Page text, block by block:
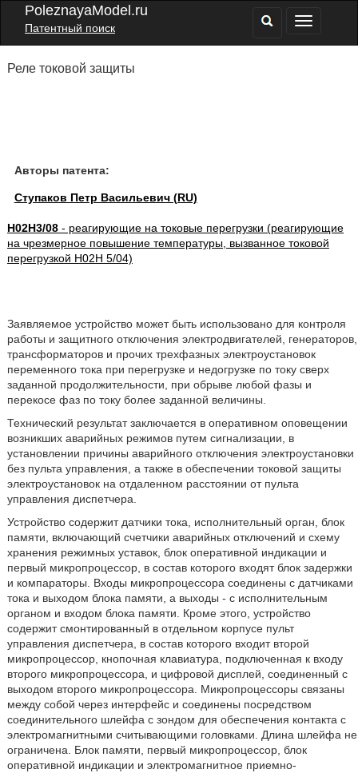
PoleznayaModel.ru
Патентный поиск
Реле токовой защиты
Авторы патента:
Ступаков Петр Васильевич (RU)
H02H3/08- реагирующие на токовые перегрузки (реагирующие
на чрезмерное повышение температуры, вызванное токовой
перегрузкой H02H 5/04)
Заявляемое устройство может быть использовано для контроля
работы и защитного отключения электродвигателей, генераторов,
трансформаторов и прочих трехфазных электроустановок
переменного тока при перегрузке и недогрузке по току сверх
заданной продолжительности, при обрыве любой фазы и
перекосе фаз по току более заданной величины.
Технический результат заключается в оперативном оповещении
возникших аварийных режимов путем сигнализации, в
установлении причины аварийного отключения электроустановки
без пульта управления, а также в обеспечении токовой защиты
электроустановок на отдаленном расстоянии от пульта
управления диспетчера.
Устройство содержит датчики тока, исполнительный орган, блок
памяти, включающий счетчики аварийных отключений и схему
хранения режимных уставок, блок оперативной индикации и
первый микропроцессор, в состав которого входят блок задержки
и компараторы. Входы микропроцессора соединены с датчиками
тока и выходом блока памяти, а выходы - с исполнительным
органом и входом блока памяти. Кроме этого, устройство
содержит смонтированный в отдельном корпусе пульт
управления диспетчера, в состав которого входит второй
микропроцессор, кнопочная клавиатура, подключенная к входу
второго микропроцессора, и цифровой дисплей, соединенный с
выходом второго микропроцессора. Микропроцессоры связаны
между собой через интерфейс и соединены посредством
соединительного шлейфа с зондом для обеспечения контакта с
электромагнитными считывающими головками. Длина шлейфа не
ограничена. Блок памяти, первый микропроцессор, блок
оперативной индикации и электромагнитное приемно-